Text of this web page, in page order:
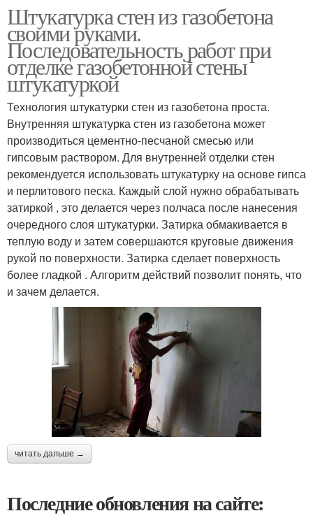
Штукатурка стен из газобетона
своими руками.
Последовательность работ при
отделке газобетонной стены
штукатуркой
Технология штукатурки стен из газобетона проста.
Внутренняя штукатурка стен из газобетона может
производиться цементно-песчаной смесью или
гипсовым раствором. Для внутренней отделки стен
рекомендуется использовать штукатурку на основе гипса
и перлитового песка. Каждый слой нужно обрабатывать
затиркой , это делается через полчаса после нанесения
очередного слоя штукатурки. Затирка обмакивается в
теплую воду и затем совершаются круговые движения
рукой по поверхности. Затирка сделает поверхность
более гладкой . Алгоритм действий позволит понять, что
и зачем делается.
читать дальше →
Последние обновления на сайте: